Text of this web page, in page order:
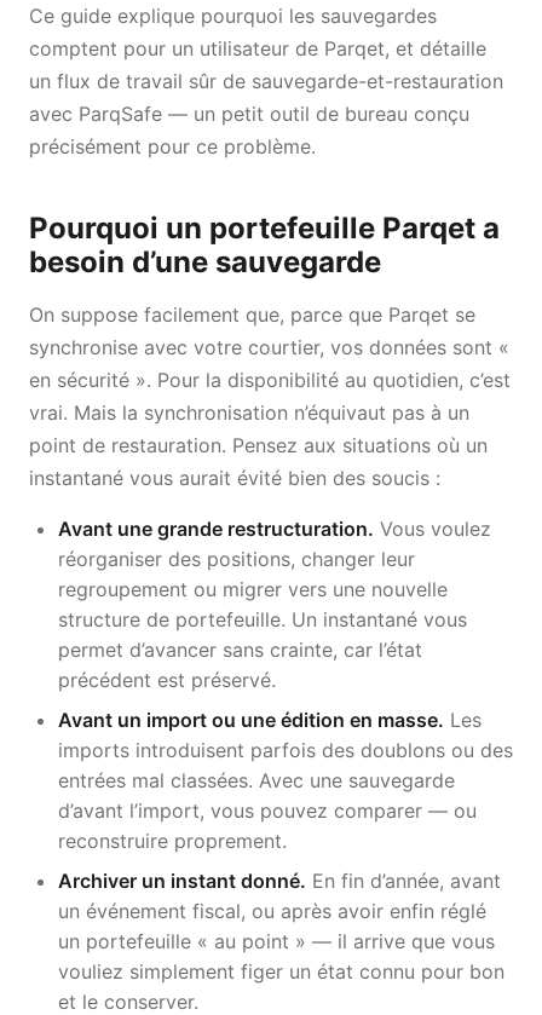
Ce guide explique pourquoi les sauvegardes
comptent pour un utilisateur de Parqet, et détaille
un flux de travail sûr de sauvegarde-et-restauration
avec ParqSafe — un petit outil de bureau conçu
précisément pour ce problème.
Pourquoi un portefeuille Parqet a
besoin d’une sauvegarde
On suppose facilement que, parce que Parqet se
synchronise avec votre courtier, vos données sont «
en sécurité ». Pour la disponibilité au quotidien, c’est
vrai. Mais la synchronisation n’équivaut pas à un
point de restauration. Pensez aux situations où un
instantané vous aurait évité bien des soucis :
Avant une grande restructuration. Vous voulez
réorganiser des positions, changer leur
regroupement ou migrer vers une nouvelle
structure de portefeuille. Un instantané vous
permet d’avancer sans crainte, car l’état
précédent est préservé.
Avant un import ou une édition en masse. Les
imports introduisent parfois des doublons ou des
entrées mal classées. Avec une sauvegarde
d’avant l’import, vous pouvez comparer — ou
reconstruire proprement.
Archiver un instant donné. En fin d’année, avant
un événement fiscal, ou après avoir enfin réglé
un portefeuille « au point » — il arrive que vous
vouliez simplement figer un état connu pour bon
et le conserver.